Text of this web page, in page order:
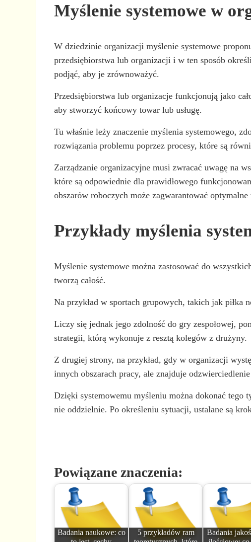
Myślenie systemowe w
W dziedzinie organizacji myślenie systemowe
przedsiębiorstwa lub organizacji i w ten sposób
podjąć, aby je zrównoważyć.
Przedsiębiorstwa lub organizacje funkcjonują jako
aby stworzyć końcowy towar lub usługę.
Tu właśnie leży znaczenie myślenia systemowego,
rozwiązania problemu poprzez procesy, które są
Zarządzanie organizacyjne musi zwracać uwagę na
które są odpowiednie dla prawidłowego
obszarów roboczych może zagwarantować
Przykłady myślenia
Myślenie systemowe można zastosować do
tworzą całość.
Na przykład w sportach grupowych, takich jak
Liczy się jednak jego zdolność do gry zespołowej,
strategii, którą wykonuje z resztą kolegów z drużyny.
Z drugiej strony, na przykład, gdy w organizacji
innych obszarach pracy, ale znajduje
Dzięki systemowemu myśleniu można dokonać tego
nie oddzielnie. Po określeniu sytuacji, ustalane są
Powiązane znaczenia:
Badania naukowe: co
5 przykładów ram
Badania